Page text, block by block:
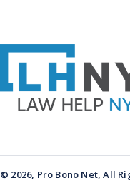
© 2026, Pro Bono Net, All